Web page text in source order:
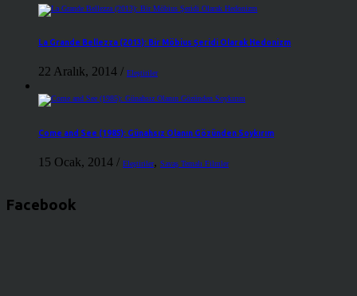
La Grande Bellezza (2013): Bir Möbius Şeridi Olarak Hedonizm
22 Aralık, 2014 / Eleştiriler
Come and See (1985): Günahsız Olanın Gözünden Soykırım
15 Ocak, 2014 / Eleştiriler, Savaş Temalı Filmler
Facebook